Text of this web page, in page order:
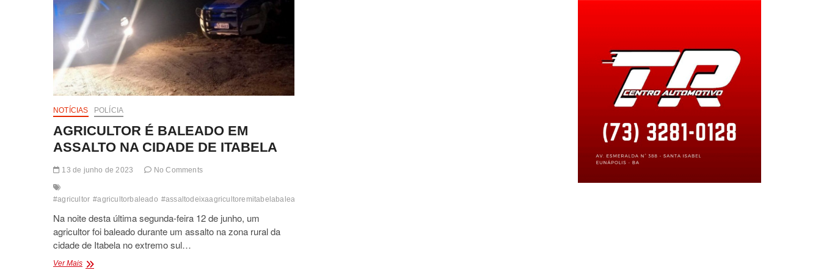
NOTÍCIAS POLÍCIA
AGRICULTOR É BALEADO EM
ASSALTO NA CIDADE DE ITABELA
13 de junho de 2023 No Comments
#agricultor #agricultorbaleado #assaltodeixaagricultoremitabelabaleado
Na noite desta última segunda-feira 12 de junho, um
agricultor foi baleado durante um assalto na zona rural da
cidade de Itabela no extremo sul…
Ver MaisAGRICULTOR